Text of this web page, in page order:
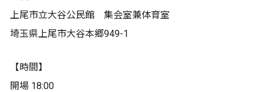
上尾市立大谷公民館 集会室兼体育室
埼玉県上尾市大谷本郷949-1
【時間】
開場 18:00